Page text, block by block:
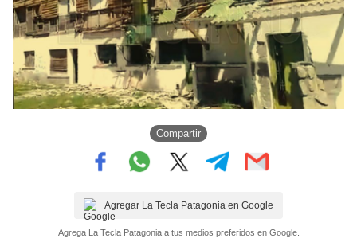
Compartir
Agregar La Tecla Patagonia en Google
Agrega La Tecla Patagonia a tus medios preferidos en Google.